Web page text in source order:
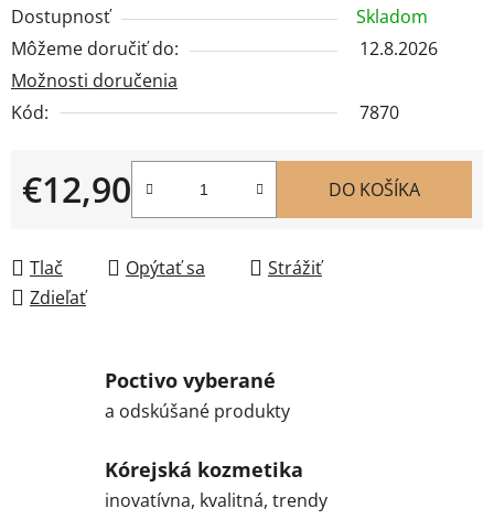
Dostupnosť
Skladom
Môžeme doručiť do:
12.8.2026
Možnosti doručenia
Kód:
7870
€12,90
Jednotková cena:
DO KOŠÍKA
Tlač Opýtať sa
Strážiť
Zdieľať
Poctivo vyberané
a odskúšané produkty
Kórejská kozmetika
inovatívna, kvalitná, trendy